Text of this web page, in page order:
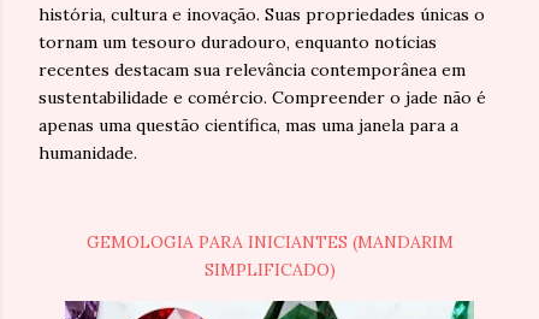
história, cultura e inovação. Suas propriedades únicas o
tornam um tesouro duradouro, enquanto notícias
recentes destacam sua relevância contemporânea em
sustentabilidade e comércio. Compreender o jade não é
apenas uma questão científica, mas uma janela para a
humanidade.
GEMOLOGIA PARA INICIANTES (MANDARIM
SIMPLIFICADO)